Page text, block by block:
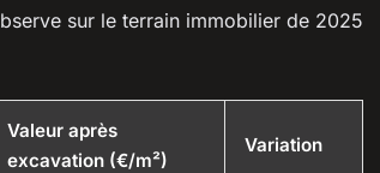
sur le terrain immobilier de 2025
Valeur après
excavation (€/m²)
Variation